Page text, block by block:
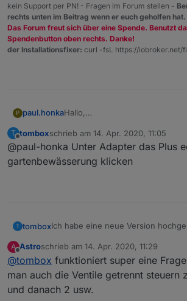
kein Support per PN! - Fragen im Forum stellen -
rechts unten im Beitrag wenn er euch geholfen hat.
Das Forum freut sich über eine Spende. Benutzt
Spendenbutton oben rechts. Danke!
der Installationsfixer: curl -fsL https://iobroker.net/
P paul.honkaHallo,
In den Adaptern sehe ich, dass
installiert ist.
Nur finde ich den Adapter nicht
Instanzen????
T
Offline
tomboxschrieb am 14. Apr. 2020, 11:05
zuletzt editiert von
@paul-honka Unter Adapter das Plus
gartenbewässerung klicken
T tomboxIch habe eine neue Version
Gardena Stop Befehl angepasst
Ventil 6 hinzugefügt
Feuchtigkeit False Option
fehlende dasWetter Adapter
DP sind beschreibar dazu
A
Offline
Astroschrieb am 14. Apr. 2020, 11:29
zuletzt editiert von
@tombox funktioniert super eine
man auch die Ventile getrennt steuern
und danach 2 usw.